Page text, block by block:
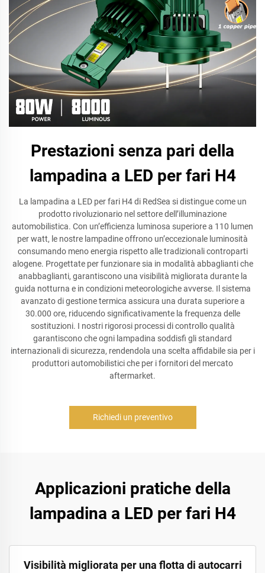
Prestazioni senza pari della
lampadina a LED per fari H4
La lampadina a LED per fari H4 di RedSea si distingue come un
prodotto rivoluzionario nel settore dell’illuminazione
automobilistica. Con un’efficienza luminosa superiore a 110 lumen
per watt, le nostre lampadine offrono un’eccezionale luminosità
consumando meno energia rispetto alle tradizionali controparti
alogene. Progettate per funzionare sia in modalità abbaglianti che
anabbaglianti, garantiscono una visibilità migliorata durante la
guida notturna e in condizioni meteorologiche avverse. Il sistema
avanzato di gestione termica assicura una durata superiore a
30.000 ore, riducendo significativamente la frequenza delle
sostituzioni. I nostri rigorosi processi di controllo qualità
garantiscono che ogni lampadina soddisfi gli standard
internazionali di sicurezza, rendendola una scelta affidabile sia per i
produttori automobilistici che per i fornitori del mercato
aftermarket.
Richiedi un preventivo
Applicazioni pratiche della
lampadina a LED per fari H4
Visibilità migliorata per una flotta di autocarri